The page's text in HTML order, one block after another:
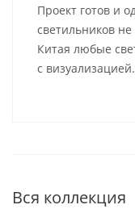
Проект готов и
светильников
Китая любые
с визуализацией.
Вся коллекция